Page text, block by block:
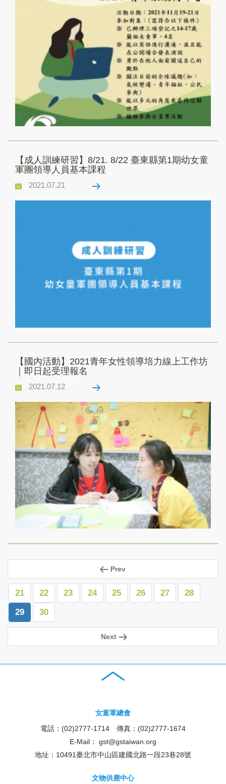
【成人訓練研習】8/21. 8/22 臺東縣第1期幼女童
軍團領導人員基本課程
2021.07.21
【國內活動】2021青年女性領導培力線上工作坊
｜即日起受理報名
2021.07.12
Prev
21 22 23 24 25 26 27
28
29
30
Next
女童軍總會
電話：(02)2777-1714 傳真：(02)2777-1674
E-Mail： gst@gstaiwan.org
地址：10491臺北市中山區建國北路一段23巷28號
文物供應中心